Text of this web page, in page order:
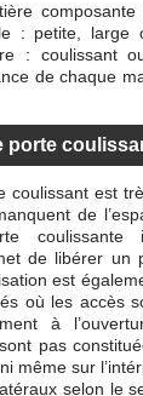
composante
: petite, large
: coulissant
de chaque
porte
coulissant est
de
de libérer un
est
où les accès
à
pas
même sur
selon le